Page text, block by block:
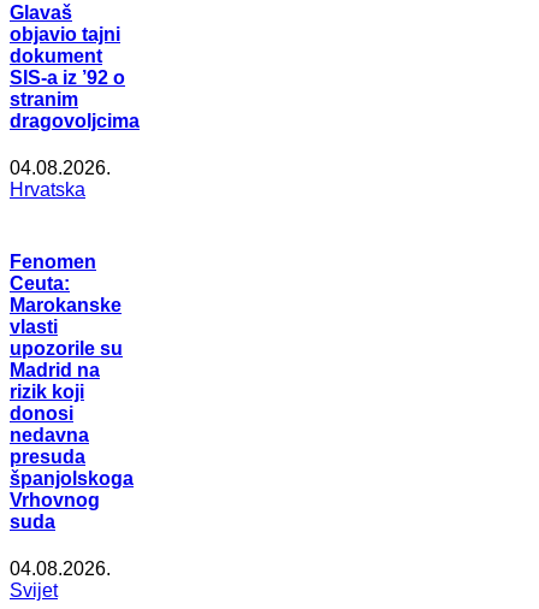
Glavaš
objavio tajni
dokument
SIS-a iz ’92 o
stranim
dragovoljcima
04.08.2026.
Hrvatska
Fenomen
Ceuta:
Marokanske
vlasti
upozorile su
Madrid na
rizik koji
donosi
nedavna
presuda
španjolskoga
Vrhovnog
suda
04.08.2026.
Svijet